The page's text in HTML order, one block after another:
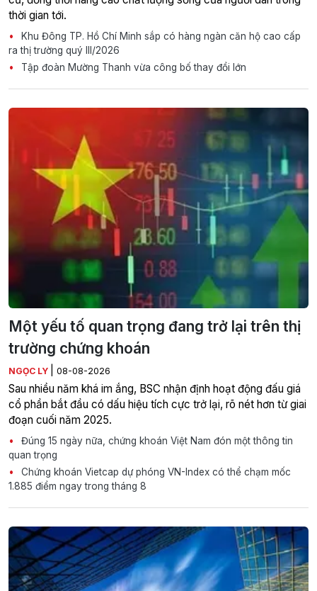
thời gian tới.
Khu Đông TP. Hồ Chí Minh sắp có hàng ngàn căn hộ cao cấp
ra thị trường quý III/2026
Tập đoàn Mường Thanh vừa công bố thay đổi lớn
Một yếu tố quan trọng đang trở lại trên thị
trường chứng khoán
NGỌC LY 08-08-2026
Sau nhiều năm khá im ắng, BSC nhận định hoạt động đấu giá
cổ phần bắt đầu có dấu hiệu tích cực trở lại, rõ nét hơn từ giai
đoạn cuối năm 2025.
Đúng 15 ngày nữa, chứng khoán Việt Nam đón một thông tin
quan trọng
Chứng khoán Vietcap dự phóng VN-Index có thể chạm mốc
1.885 điểm ngay trong tháng 8